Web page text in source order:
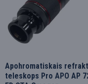
Apohromatiskais
teleskops Pro APO AP